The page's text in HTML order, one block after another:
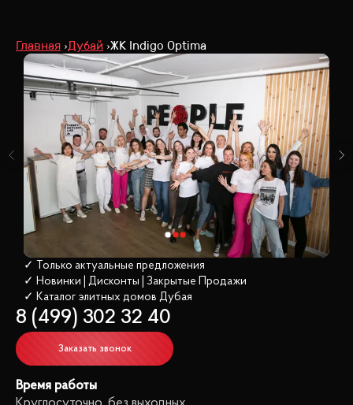
Главная Дубай ЖК Indigo Optima
✓ Только актуальные предложения
✓ Новинки | Дисконты | Закрытые Продажи
✓ Каталог элитных домов Дубая
8 (499) 302 32 40
Заказать звонок
Время работы